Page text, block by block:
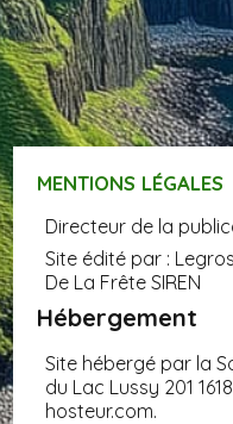
MENTIONS LÉGALES
Directeur de la
Site édité par :
De La Frête SIREN
Hébergement
Site hébergé par la
du Lac Lussy 201
hosteur.com.